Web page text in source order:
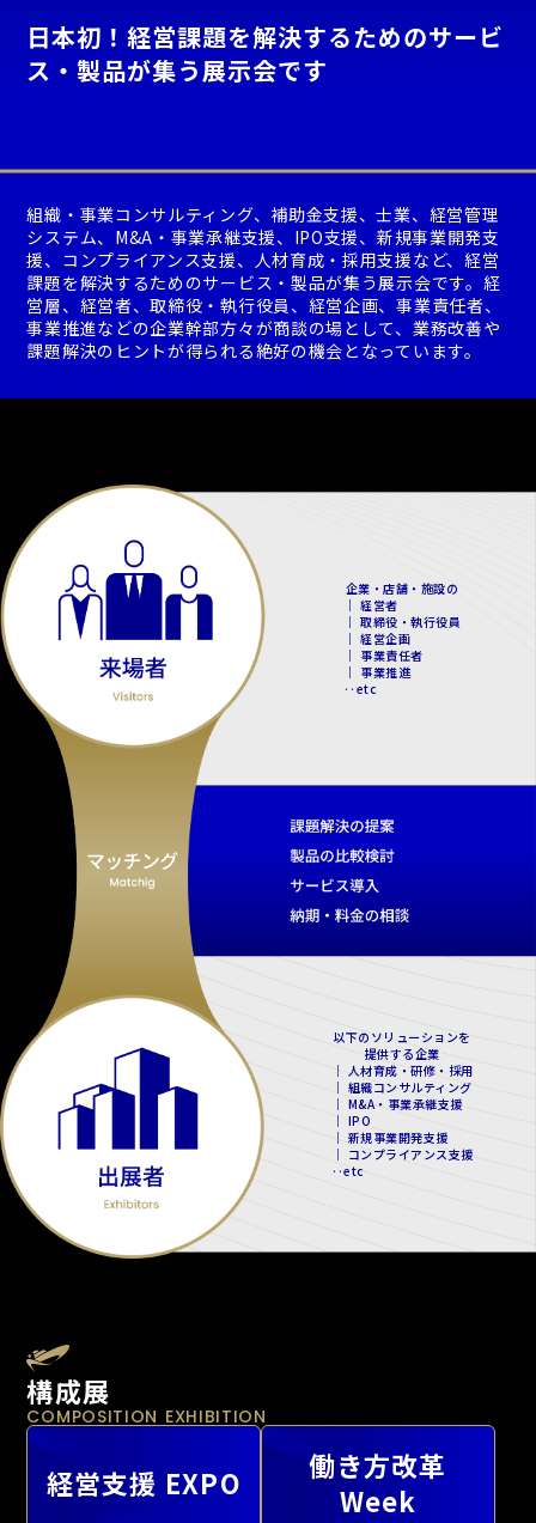
日本初！経営課題を解決するためのサービ
ス・製品が集う展示会です
組織・事業コンサルティング、補助金支援、士業、経営管理
システム、M&A・事業承継支援、IPO支援、新規事業開発支
援、コンプライアンス支援、人材育成・採用支援など、経営
課題を解決するためのサービス・製品が集う展示会です。経
営層、経営者、取締役・執行役員、経営企画、事業責任者、
事業推進などの企業幹部方々が商談の場として、業務改善や
課題解決のヒントが得られる絶好の機会となっています。
企業・店舗・施設の
｜ 経営者
｜ 取締役・執行役員
｜ 経営企画
｜ 事業責任者
｜ 事業推進
‥etc
以下のソリューションを
提供する企業
｜ 人材育成・研修・採用
｜ 組織コンサルティング
｜ M&A・事業承継支援
｜ IPO
｜ 新規事業開発支援
｜ コンプライアンス支援
‥etc
構成展
COMPOSITION EXHIBITION
経営支援 EXPO
働き方改革
Week